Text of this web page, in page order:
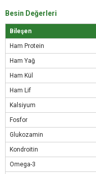
Besin Değerleri
Bileşen
Ham Protein
Ham Yağ
Ham Kül
Ham Lif
Kalsiyum
Fosfor
Glukozamin
Kondroitin
Omega-3